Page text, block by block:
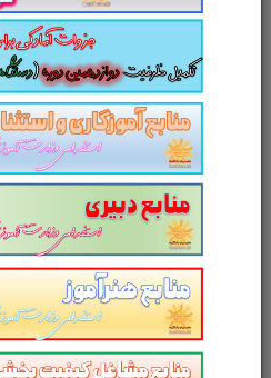
آدرس وب‌سایت
امتیاز شما به محصول
ارسال دیدگاه انصراف